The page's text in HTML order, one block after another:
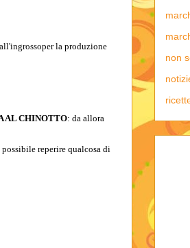
la produzione
AL CHINOTTO: da allora
reperire qualcosa di
non